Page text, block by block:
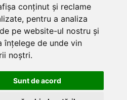
conținut și reclame
pentru a analiza
pe website-ul nostru și
înțelege de unde vin
noștri.
Sunt de acord
Diverse
Cum aleg rolele
Cum aleg ochelarii
Ochelari de soare Oakley
Ochelari de soare Alpina